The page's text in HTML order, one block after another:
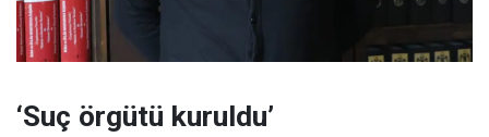
‘Suç örgütü kuruldu’